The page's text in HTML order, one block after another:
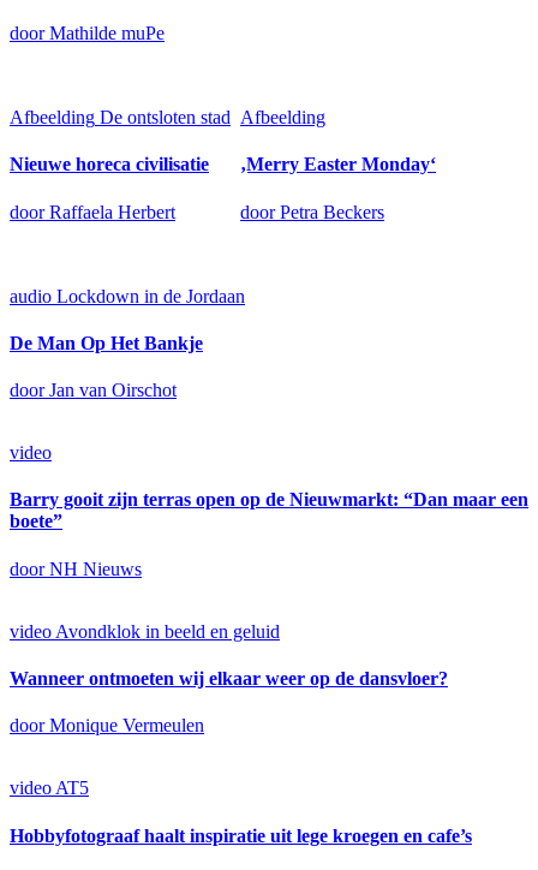
door Mathilde muPe
Afbeelding De ontsloten stad
Nieuwe horeca civilisatie
door Raffaela Herbert
Afbeelding
‚Merry Easter Monday‘
door Petra Beckers
audio Lockdown in de Jordaan
De Man Op Het Bankje
door Jan van Oirschot
video
Barry gooit zijn terras open op de Nieuwmarkt: “Dan maar een
boete”
door NH Nieuws
video Avondklok in beeld en geluid
Wanneer ontmoeten wij elkaar weer op de dansvloer?
door Monique Vermeulen
video AT5
Hobbyfotograaf haalt inspiratie uit lege kroegen en cafe’s